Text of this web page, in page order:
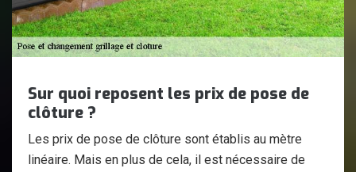
Sur quoi reposent les prix de pose de
clôture ?
Les prix de pose de clôture sont établis au mètre
linéaire. Mais en plus de cela, il est nécessaire de